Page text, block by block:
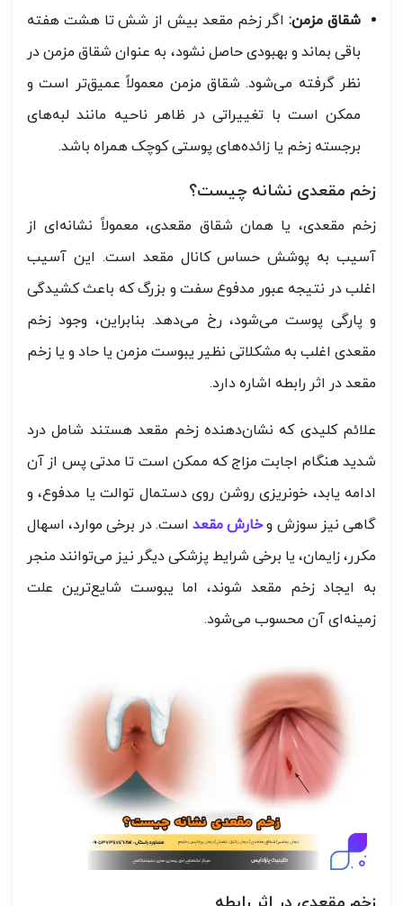
شقاق مزمن:اگر زخم مقعد بیش از شش تا هشت هفته
باقی بماند و بهبودی حاصل نشود، به عنوان شقاق مزمن در
نظر گرفته می‌شود. شقاق مزمن معمولاً عمیق‌تر است و
ممکن است با تغییراتی در ظاهر ناحیه مانند لبه‌های
برجسته زخم یا زائده‌های پوستی کوچک همراه باشد.
زخم مقعدی نشانه چیست؟
زخم مقعدی، یا همان شقاق مقعدی، معمولاً نشانه‌ای از
آسیب به پوشش حساس کانال مقعد است. این آسیب
اغلب در نتیجه عبور مدفوع سفت و بزرگ که باعث کشیدگی
و پارگی پوست می‌شود، رخ می‌دهد. بنابراین، وجود زخم
مقعدی اغلب به مشکلاتی نظیر یبوست مزمن یا حاد و یا زخم
مقعد در اثر رابطه اشاره دارد.
علائم کلیدی که نشان‌دهنده زخم مقعد هستند شامل درد
شدید هنگام اجابت مزاج که ممکن است تا مدتی پس از آن
ادامه یابد، خونریزی روشن روی دستمال توالت یا مدفوع، و
گاهی نیز سوزش وخارش مقعد است. در برخی موارد، اسهال
مکرر، زایمان، یا برخی شرایط پزشکی دیگر نیز می‌توانند منجر
به ایجاد زخم مقعد شوند، اما یبوست شایع‌ترین علت
زمینه‌ای آن محسوب می‌شود.